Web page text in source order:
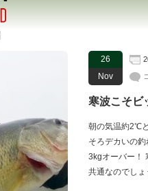
26
Nov
寒波こそビ
朝の気温約2℃
そろデカいの
3kgオーバー！
共通なのでしょ